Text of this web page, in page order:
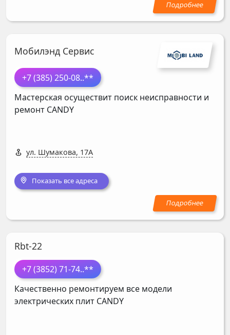
Мобилэнд Сервис
+7 (385) 250-08..**
Мастерская осуществит поиск неисправности и
ремонт CANDY
ул. Шумакова, 17А
Показать все адреса
Rbt-22
+7 (3852) 71-74..**
Качественно ремонтируем все модели
электрических плит CANDY